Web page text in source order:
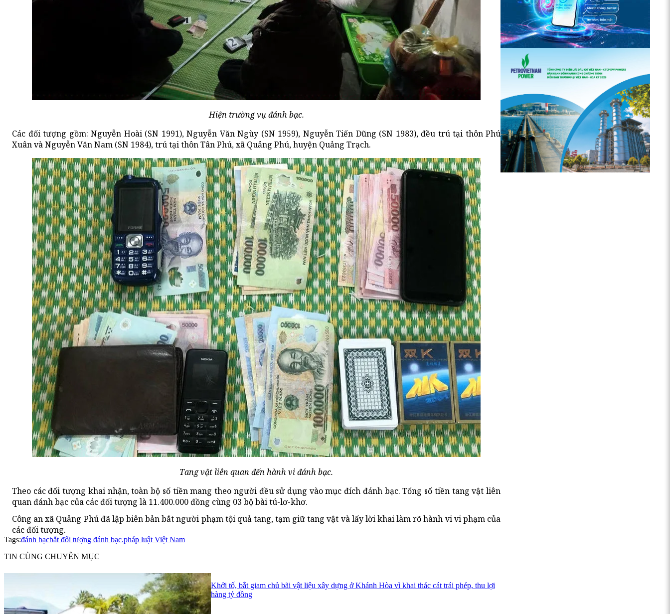
Hiện trường vụ đánh bạc.
Các đối tượng gồm: Nguyễn Hoài (SN 1991), Nguyễn Văn Ngùy (SN 1959), Nguyễn Tiến Dũng (SN 1983), đều trú tại thôn Phú
Xuân và Nguyễn Văn Nam (SN 1984), trú tại thôn Tân Phú, xã Quảng Phú, huyện Quảng Trạch.
Tang vật liên quan đến hành vi đánh bạc.
Theo các đối tượng khai nhận, toàn bộ số tiền mang theo người đều sử dụng vào mục đích đánh bạc. Tổng số tiền tang vật liên
quan đánh bạc của các đối tượng là 11.400.000 đồng cùng 03 bộ bài tú-lơ-khơ.
Công an xã Quảng Phú đã lập biên bản bắt người phạm tội quả tang, tạm giữ tang vật và lấy lời khai làm rõ hành vi vi phạm của
các đối tượng.
Tags:đánh bạcbắt đối tượng đánh bạc.pháp luật Việt Nam
TIN CÙNG CHUYÊN MỤC
Khởi tố, bắt giam chủ bãi vật liệu xây dựng ở Khánh Hòa vì khai thác cát trái phép, thu lợi
hàng tỷ đồng